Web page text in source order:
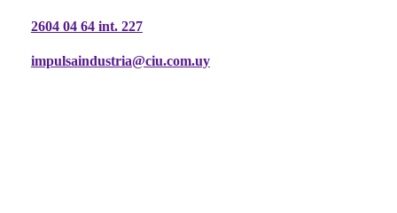
2604 04 64 int. 227
impulsaindustria@ciu.com.uy